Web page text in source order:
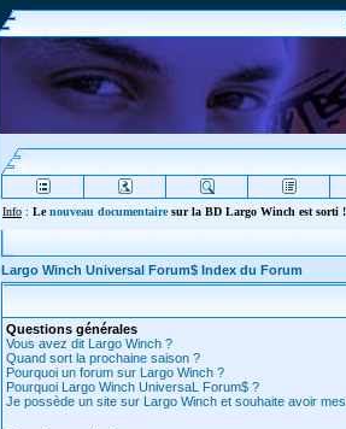
Info : Lenouveau documentairesur la BD Largo Winch est sorti !
Largo Winch Universal Forum$ Index du Forum
Questions générales
Vous avez dit Largo Winch ?
Quand sort la prochaine saison ?
Pourquoi un forum sur Largo Winch ?
Pourquoi Largo Winch UniversaL Forum$ ?
Je possède un site sur Largo Winch et souhaite avoir